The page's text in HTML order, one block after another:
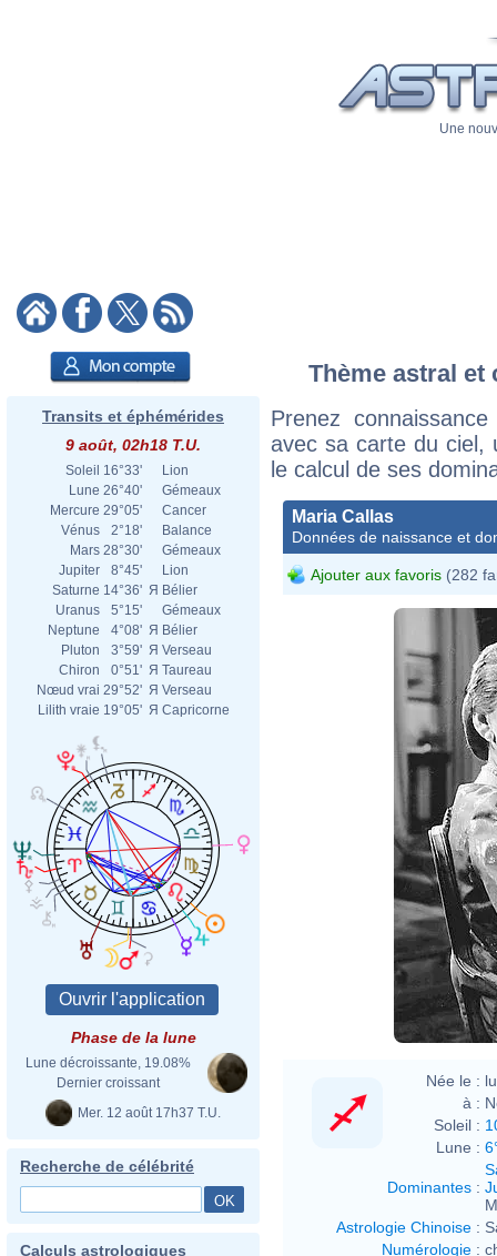
Une
Transits et éphémérides
9 août, 02h18 T.U.
Soleil 16°33'
Lion
Lune 26°40'
Gémeaux
Mercure 29°05'
Cancer
Vénus
2°18'
Balance
Mars 28°30'
Gémeaux
Jupiter
8°45'
Lion
Saturne 14°36' Я Bélier
Uranus
5°15'
Gémeaux
Neptune
4°08' Я Bélier
Pluton
3°59' Я Verseau
Chiron
0°51' Я Taureau
Nœud vrai 29°52' Я Verseau
Lilith vraie 19°05' Я Capricorne
Phase de la lune
Lune décroissante, 19.08%
Dernier croissant
Mer. 12 août 17h37 T.U.
Recherche de célébrité
Calculs astrologiques
Thème astral et
Prenez
avec sa carte du ciel,
le calcul de ses
Maria Callas
Données de naissance et
Ajouter aux favoris (282
Née le :
à :
Soleil :
Lune :
Dominantes :
Astrologie Chinoise :
Numérologie :